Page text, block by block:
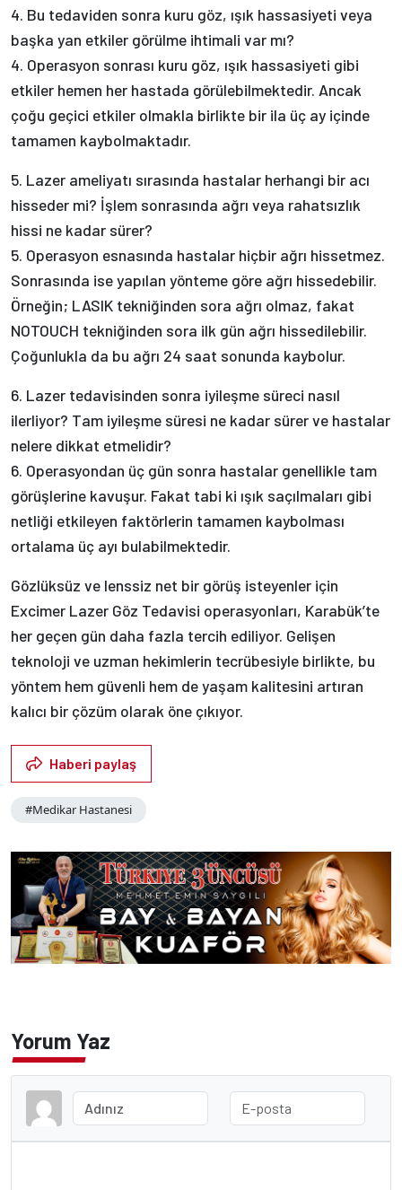
4. Bu tedaviden sonra kuru göz, ışık hassasiyeti veya
başka yan etkiler görülme ihtimali var mı?
4. Operasyon sonrası kuru göz, ışık hassasiyeti gibi
etkiler hemen her hastada görülebilmektedir. Ancak
çoğu geçici etkiler olmakla birlikte bir ila üç ay içinde
tamamen kaybolmaktadır.
5. Lazer ameliyatı sırasında hastalar herhangi bir acı
hisseder mi? İşlem sonrasında ağrı veya rahatsızlık
hissi ne kadar sürer?
5. Operasyon esnasında hastalar hiçbir ağrı hissetmez.
Sonrasında ise yapılan yönteme göre ağrı hissedebilir.
Örneğin; LASIK tekniğinden sora ağrı olmaz, fakat
NOTOUCH tekniğinden sora ilk gün ağrı hissedilebilir.
Çoğunlukla da bu ağrı 24 saat sonunda kaybolur.
6. Lazer tedavisinden sonra iyileşme süreci nasıl
ilerliyor? Tam iyileşme süresi ne kadar sürer ve hastalar
nelere dikkat etmelidir?
6. Operasyondan üç gün sonra hastalar genellikle tam
görüşlerine kavuşur. Fakat tabi ki ışık saçılmaları gibi
netliği etkileyen faktörlerin tamamen kaybolması
ortalama üç ayı bulabilmektedir.
Gözlüksüz ve lenssiz net bir görüş isteyenler için
Excimer Lazer Göz Tedavisi operasyonları, Karabük’te
her geçen gün daha fazla tercih ediliyor. Gelişen
teknoloji ve uzman hekimlerin tecrübesiyle birlikte, bu
yöntem hem güvenli hem de yaşam kalitesini artıran
kalıcı bir çözüm olarak öne çıkıyor.
Haberi paylaş
#Medikar Hastanesi
Yorum Yaz